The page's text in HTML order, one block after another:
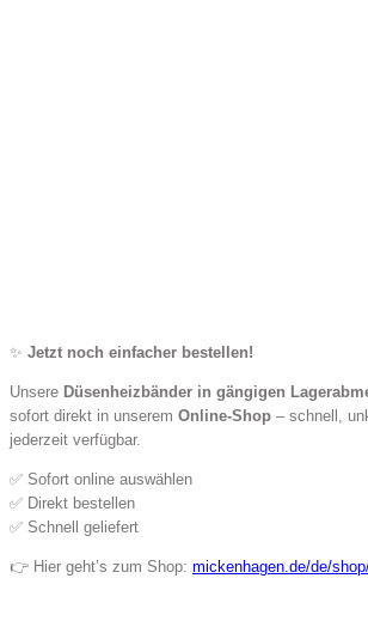
✨ Jetzt noch einfacher bestellen!
Unsere Düsenheizbänder in gängigen
sofort direkt in unserem Online-Shop – schnell,
jederzeit verfügbar.
✅ Sofort online auswählen
✅ Direkt bestellen
✅ Schnell geliefert
👉 Hier geht’s zum Shop: mickenhagen.de/de/